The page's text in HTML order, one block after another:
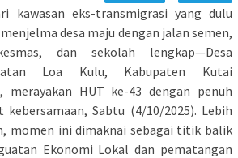
kawasan eks-transmigrasi yang dulu
desa maju dengan jalan semen,
dan sekolah lengkap—Desa
Loa Kulu, Kabupaten Kutai
merayakan HUT ke-43 dengan penuh
kebersamaan, Sabtu (4/10/2025). Lebih
momen ini dimaknai sebagai titik balik
Ekonomi Lokal dan pematangan